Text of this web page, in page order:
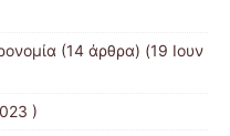
(14 άρθρα) (19 Ιουν
)